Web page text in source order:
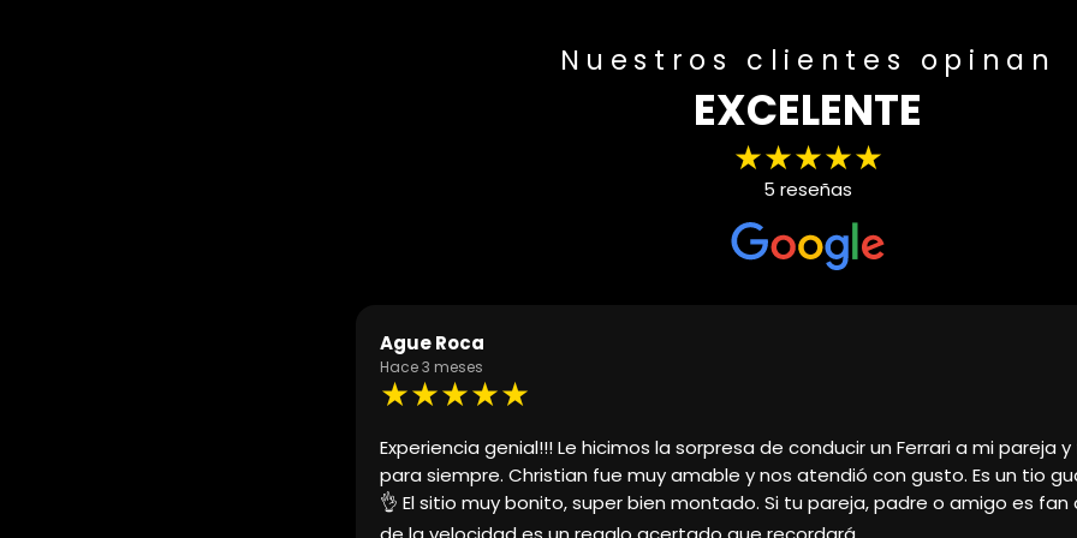
Nuestros clientes opinan
EXCELENTE
★★★★★
5 reseñas
Agueda 19
Hace 3 meses
★★★★★
Coches espectacular, el trato magnífico, nos atendió Cristián y la verdad
cómodo la gestión y rápida, sin duda volveré a ponerme en contacto con él
cochazo y disfrutar al máximo